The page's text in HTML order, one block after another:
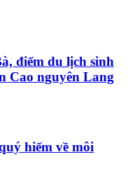
điểm du lịch sinh
Cao nguyên Lang
hiếm về môi